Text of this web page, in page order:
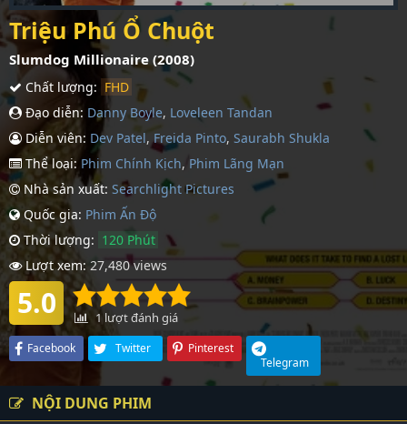
Triệu Phú Ổ Chuột
Slumdog Millionaire (2008)
Chất lượng: FHD
Đạo diễn: Danny Boyle, Loveleen Tandan
Diễn viên: Dev Patel, Freida Pinto, Saurabh Shukla
Thể loại: Phim Chính Kịch, Phim Lãng Mạn
Nhà sản xuất: Searchlight Pictures
Quốc gia: Phim Ấn Độ
Thời lượng: 120 Phút
Lượt xem: 27,480 views
5.0 1 lượt đánh giá
Facebook Twitter
Pinterest
Telegram
NỘI DUNG PHIM